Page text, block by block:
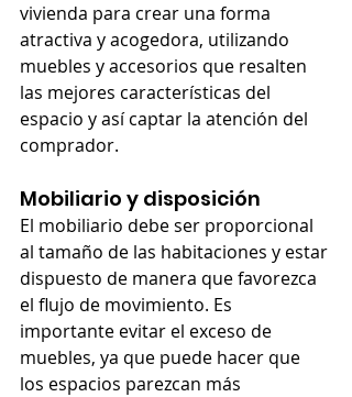
vivienda para crear una forma
atractiva y acogedora, utilizando
muebles y accesorios que resalten
las mejores características del
espacio y así captar la atención del
comprador.
Mobiliario y disposición
El mobiliario debe ser proporcional
al tamaño de las habitaciones y estar
dispuesto de manera que favorezca
el flujo de movimiento. Es
importante evitar el exceso de
muebles, ya que puede hacer que
los espacios parezcan más